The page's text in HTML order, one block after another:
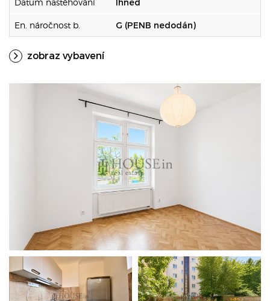
Datum nastěhování Ihned
En. náročnost b. G (PENB nedodán)
zobraz vybavení